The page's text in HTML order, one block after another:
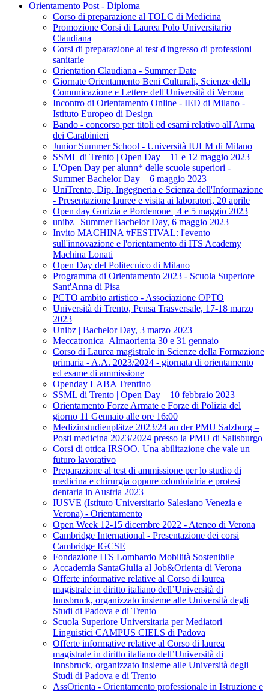
Orientamento Post - Diploma
Corso di preparazione al TOLC di Medicina
Promozione Corsi di Laurea Polo Universitario
Claudiana
Corsi di preparazione ai test d'ingresso di professioni
sanitarie
Orientation Claudiana - Summer Date
Giornate Orientamento Beni Culturali, Scienze della
Comunicazione e Lettere dell'Università di Verona
Incontro di Orientamento Online - IED di Milano -
Istituto Europeo di Design
Bando - concorso per titoli ed esami relativo all'Arma
dei Carabinieri
Junior Summer School - Università IULM di Milano
SSML di Trento | Open Day _ 11 e 12 maggio 2023
L'Open Day per alunn* delle scuole superiori -
Summer Bachelor Day – 6 maggio 2023
UniTrento, Dip. Ingegneria e Scienza dell'Informazione
- Presentazione lauree e visita ai laboratori, 20 aprile
Open day Gorizia e Pordenone | 4 e 5 maggio 2023
unibz | Summer Bachelor Day, 6 maggio 2023
Invito MACHINA #FESTIVAL: l'evento
sull'innovazione e l'orientamento di ITS Academy
Machina Lonati
Open Day del Politecnico di Milano
Programma di Orientamento 2023 - Scuola Superiore
Sant'Anna di Pisa
PCTO ambito artistico - Associazione OPTO
Università di Trento, Pensa Trasversale, 17-18 marzo
2023
Unibz | Bachelor Day, 3 marzo 2023
Meccatronica_Almaorienta 30 e 31 gennaio
Corso di Laurea magistrale in Scienze della Formazione
primaria - A.A. 2023/2024 - giornata di orientamento
ed esame di ammissione
Openday LABA Trentino
SSML di Trento | Open Day _ 10 febbraio 2023
Orientamento Forze Armate e Forze di Polizia del
giorno 11 Gennaio alle ore 16:00
Medizinstudienplätze 2023/24 an der PMU Salzburg –
Posti medicina 2023/2024 presso la PMU di Salisburgo
Corsi di ottica IRSOO. Una abilitazione che vale un
futuro lavorativo
Preparazione al test di ammissione per lo studio di
medicina e chirurgia oppure odontoiatria e protesi
dentaria in Austria 2023
IUSVE (Istituto Universitario Salesiano Venezia e
Verona) - Orientamento
Open Week 12-15 dicembre 2022 - Ateneo di Verona
Cambridge International - Presentazione dei corsi
Cambridge IGCSE
Fondazione ITS Lombardo Mobilità Sostenibile
Accademia SantaGiulia al Job&Orienta di Verona
Offerte informative relative al Corso di laurea
magistrale in diritto italiano dell’Università di
Innsbruck, organizzato insieme alle Università degli
Studi di Padova e di Trento
Scuola Superiore Universitaria per Mediatori
Linguistici CAMPUS CIELS di Padova
Offerte informative relative al Corso di laurea
magistrale in diritto italiano dell’Università di
Innsbruck, organizzato insieme alle Università degli
Studi di Padova e di Trento
AssOrienta - Orientamento professionale in Istruzione e